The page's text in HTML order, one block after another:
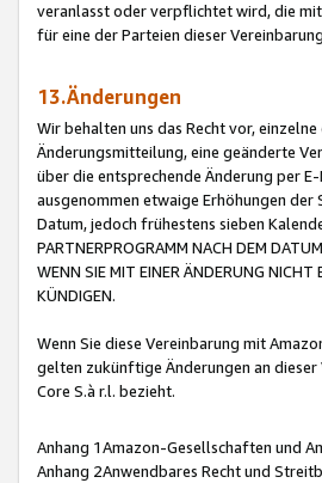
veranlasst oder verpflichtet wird, die
für eine der Parteien dieser
13.Änderungen
Wir behalten uns das Recht vor,
Änderungsmitteilung, eine geänderte
über die entsprechende Änderung per
ausgenommen etwaige Erhöhungen
Datum, jedoch frühestens sieben
PARTNERPROGRAMM NACH DEM
WENN SIE MIT EINER ÄNDERUNG NICHT
KÜNDIGEN.
Wenn Sie diese Vereinbarung mit
gelten zukünftige Änderungen an dieser
Core S.à r.l. bezieht.
Anhang 1Amazon-Gesellschaften und
Anhang 2Anwendbares Recht und